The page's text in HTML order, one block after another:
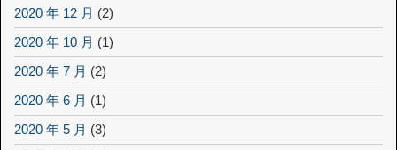
2020 年 12 月 (2)
2020 年 10 月 (1)
2020 年 7 月 (2)
2020 年 6 月 (1)
2020 年 5 月 (3)